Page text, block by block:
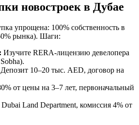
новостроек в Дубае
упрощена: 100% собственность в
рынка). Шаги:
Изучите RERA-лицензию девелопера
Депозит 10–20 тыс. AED, договор на
от цены на 3–7 лет, первоначальный
Land Department, комиссия 4% от